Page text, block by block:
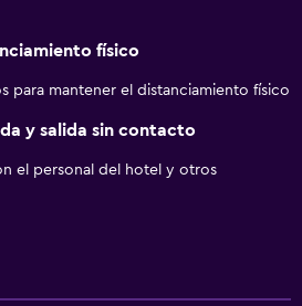
físico
para mantener el distanciamiento físico
y salida sin contacto
el personal del hotel y otros